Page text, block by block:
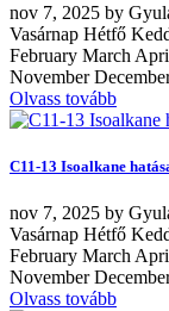
nov 7, 2025 by
Vasárnap Hétfő
February March
November
Olvass tovább
C11-13 Isoalkane
nov 7, 2025 by
Vasárnap Hétfő
February March
November
Olvass tovább